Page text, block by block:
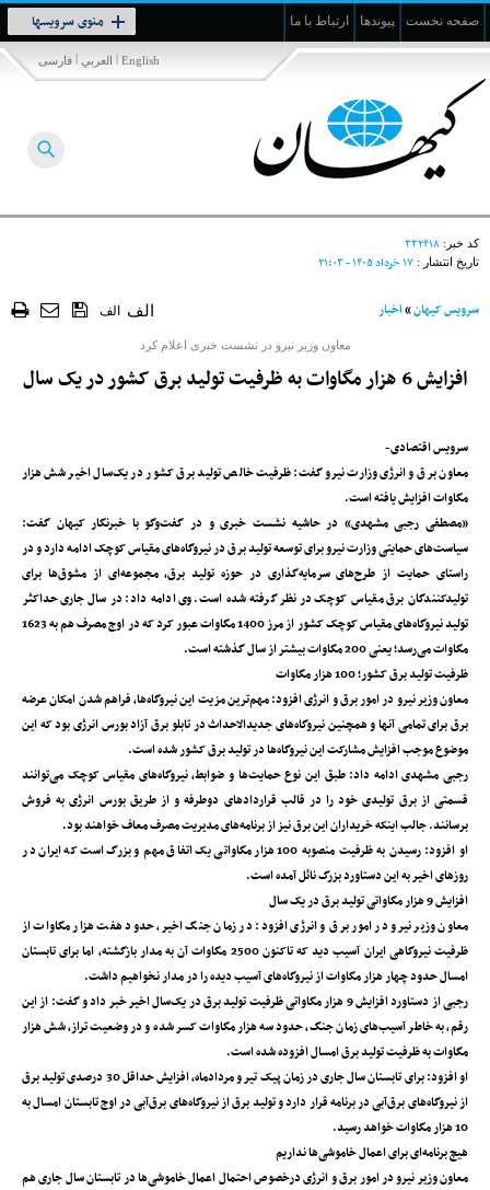
صفحه نخست پیوندها ارتباط با ما منوی سرویسها
Toggle
navigation
فارسی | العربي | English
کد خبر: ۳۳۲۴۱۸
تاریخ انتشار : ۱۷ خرداد ۱۴۰۵ - ۲۱:۰۳
سرویس کیهان»اخبار الف الف
معاون وزیر نیرو در نشست خبری اعلام کرد
افزایش 6 هزار مگاوات به ظرفیت تولید برق کشور در یک سال
سرویس اقتصادی-
معاون برق و انرژی وزارت نیرو گفت: ظرفیت خالص تولید برق کشور در یک‌سال اخیر شش هزار
مگاوات افزایش یافته است.
«مصطفی رجبی مشهدی» در حاشیه نشست خبری و در گفت‌و‌گو با خبرنگار کیهان گفت:
سیاست‌های حمایتی وزارت نیرو برای توسعه تولید برق در نیروگاه‌های مقیاس کوچک ادامه دارد و در
راستای حمایت از طرح‌های سرمایه‌گذاری در حوزه تولید برق، مجموعه‌ای از مشوق‌ها برای
تولیدکنندگان برق مقیاس کوچک در نظر گرفته شده است. وی ادامه داد: در سال جاری حداکثر
تولید نیروگاه‌های مقیاس کوچک کشور از مرز 1400 مگاوات عبور کرد که در اوج مصرف هم به 1623
مگاوات می‌رسد؛ یعنی 200 مگاوات بیشتر از سال گذشته است.
ظرفیت تولید برق کشور؛ 100 هزار مگاوات
معاون وزیر نیرو در امور برق و انرژی افزود: مهم‌ترین مزیت این نیروگاه‌ها، فراهم شدن امکان عرضه
برق برای تمامی آنها و همچنین نیروگاه‌های جدیدالاحداث در تابلو برق آزاد بورس انرژی بود که این
موضوع موجب افزایش مشارکت این نیروگاه‌ها در تولید برق کشور شده است.
رجبی مشهدی ادامه داد: طبق این نوع حمایت‌ها و ضوابط، نیروگاه‌های مقیاس کوچک می‌توانند
قسمتی از برق تولیدی خود را در قالب قرارداد‌های دوطرفه و از طریق بورس انرژی به فروش
برسانند. جالب اینکه خریداران این برق نیز از برنامه‌های مدیریت مصرف معاف خواهند بود.
او افزود: رسیدن به ظرفیت منصوبه 100 هزار مگاواتی یک اتفاق مهم و بزرگ است که ایران در
روزهای اخیر به این دستاورد بزرگ نائل آمده است‌.
افزایش 9 هزار مگاواتی تولید برق در یک‌ سال
معاون وزیر نیرو در امور برق و انرژی افزود: در زمان جنگ اخیر، حدود هفت هزار مگاوات از
ظرفیت نیروگاهی ایران آسیب دید که تاکنون 2500 مگاوات آن به مدار بازگشته، اما برای تابستان
امسال حدود چهار هزار مگاوات از نیروگاه‌های آسیب دیده را در مدار نخواهیم داشت.
رجبی از دستاورد افزایش 9 هزار مگاواتی ظرفیت تولید برق در یک‌سال اخیر خبر داد و گفت: از این
رقم، به خاطر آسیب‌های زمان جنگ، حدود سه هزار مگاوات کسر شده و در وضعیت تراز، شش هزار
مگاوات به ظرفیت تولید برق امسال افزوده شده است.
او افزود: برای تابستان سال جاری در زمان پیک تیر و مردادماه، افزایش حداقل 30 درصدی تولید برق
از نیروگاه‌های برق‌آبی در برنامه قرار دارد و تولید برق از نیروگاه‌های برق‌آبی در اوج تابستان امسال به
10 هزار مگاوات خواهد رسید.
هیچ برنامه‌ای برای اعمال خاموشی‌ها نداریم
معاون وزیر نیرو در امور برق و انرژی درخصوص احتمال اعمال خاموشی‌ها در تابستان سال جاری هم